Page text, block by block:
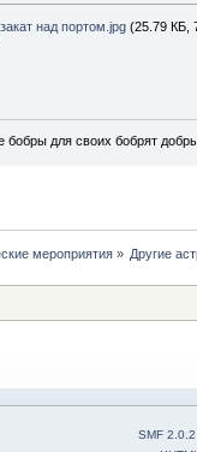
над портом.jpg(25.79 КБ,
бобры для своих бобрят
мероприятия» Другие
SMF 2.0.2